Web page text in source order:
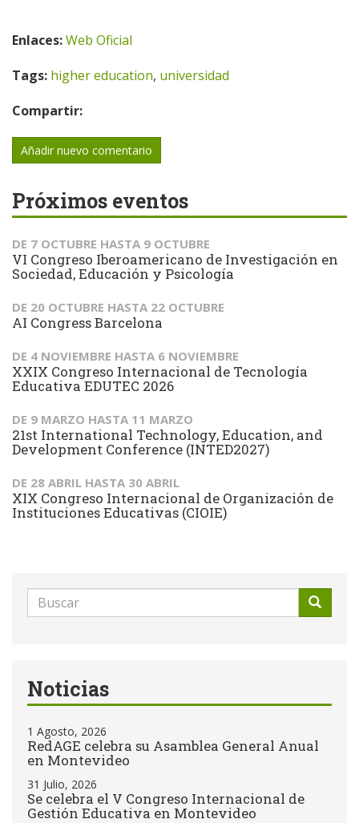
Enlaces:Web Oficial
Tags: higher education, universidad
Compartir:
Añadir nuevo comentario
Próximos eventos
DE 7 OCTUBRE HASTA 9 OCTUBRE
VI Congreso Iberoamericano de Investigación en
Sociedad, Educación y Psicología
DE 20 OCTUBRE HASTA 22 OCTUBRE
AI Congress Barcelona
DE 4 NOVIEMBRE HASTA 6 NOVIEMBRE
XXIX Congreso Internacional de Tecnología
Educativa EDUTEC 2026
DE 9 MARZO HASTA 11 MARZO
21st International Technology, Education, and
Development Conference (INTED2027)
DE 28 ABRIL HASTA 30 ABRIL
XIX Congreso Internacional de Organización de
Instituciones Educativas (CIOIE)
Formulario
de
Noticias
1 Agosto, 2026
RedAGE celebra su Asamblea General Anual
en Montevideo
31 Julio, 2026
Se celebra el V Congreso Internacional de
Gestión Educativa en Montevideo